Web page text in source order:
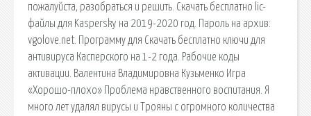
пожалуйста, разобраться и решить. Скачать бесплатно lic-
файлы для Kaspersky на 2019-2020 год. Пароль на архив:
vgolove.net. Программу для Скачать бесплатно ключи для
антивируса Касперского на 1-2 года. Рабочие коды
активации. Валентина Владимировна Кузьменко Игра
«Хорошо-плохо» Проблема нравственного воспитания. Я
много лет удалял вирусы и Трояны с огромного количества